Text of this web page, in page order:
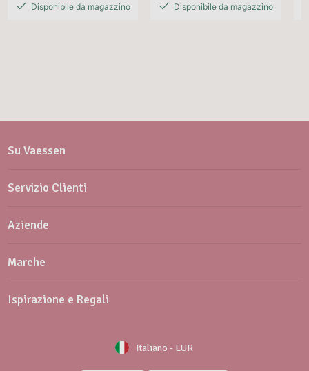
Disponibile da magazzino Disponibile da magazzino
Su Vaessen
Servizio Clienti
Aziende
Marche
Ispirazione e Regali
Italiano - EUR